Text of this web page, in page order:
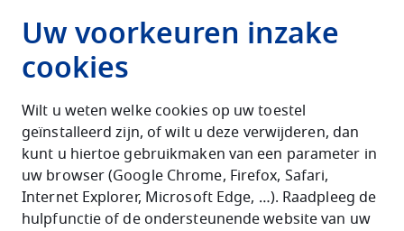
Uw voorkeuren inzake
cookies
Wilt u weten welke cookies op uw toestel
geïnstalleerd zijn, of wilt u deze verwijderen, dan
kunt u hiertoe gebruikmaken van een parameter in
uw browser (Google Chrome, Firefox, Safari,
Internet Explorer, Microsoft Edge, …). Raadpleeg de
hulpfunctie of de ondersteunende website van uw